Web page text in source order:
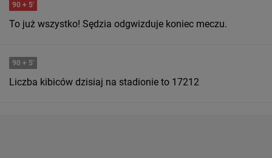
90 + 5'
To już wszystko! Sędzia odgwizduje koniec meczu.
90 + 5'
Liczba kibiców dzisiaj na stadionie to 17212